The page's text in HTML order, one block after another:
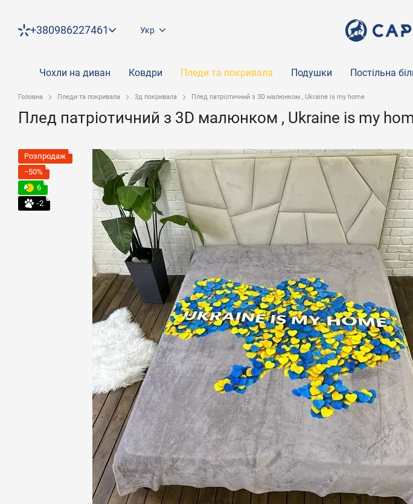
+380986227461 Укр
Чохли на диван Ковдри Пледи та покривала Подушки Постільна
Головна Пледи та покривала 3д покривала Плед патріотичний з 3D малюнком , Ukraine is my home
Плед патріотичний з 3D малюнком , Ukraine is my
Розпродаж
−50%
6
-2